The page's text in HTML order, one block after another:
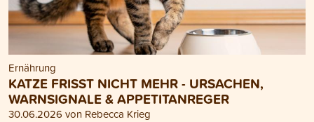
Ernährung
KATZE FRISST NICHT MEHR - URSACHEN,
WARNSIGNALE & APPETITANREGER
30.06.2026 von Rebecca Krieg